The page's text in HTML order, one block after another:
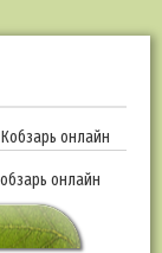
Кобзарь онлайн
Кобзарь онлайн